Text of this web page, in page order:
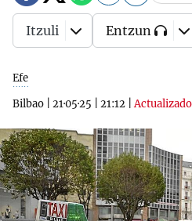
Efe
Bilbao
21·05·25 21:12 |
Itzuli Entzun